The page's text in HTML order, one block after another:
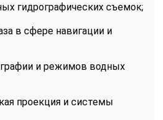
гидрографических съемок;
в сфере навигации и
и режимов водных
проекция и системы